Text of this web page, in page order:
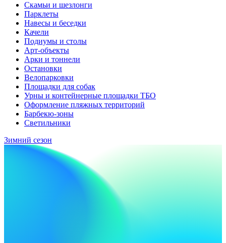
Скамьи и шезлонги
Парклеты
Навесы и беседки
Качели
Подиумы и столы
Арт-объекты
Арки и тоннели
Остановки
Велопарковки
Площадки для собак
Урны и контейнерные площадки ТБО
Оформление пляжных территорий
Барбекю-зоны
Светильники
Зимний сезон